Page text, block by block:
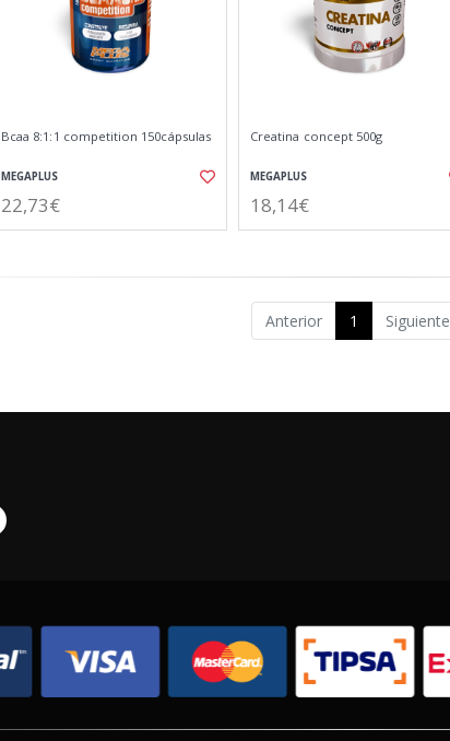
Bcaa 8:1:1 competition 150cápsulas
MEGAPLUS
22,73€
Creatina concept 500g
MEGAPLUS
18,14€
Anterior 1 Siguiente